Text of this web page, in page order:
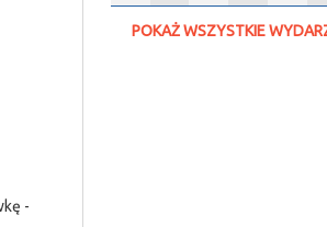
-
POKAŻ WSZYSTKIE